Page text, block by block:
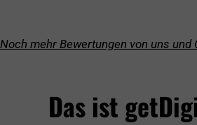
Noch mehr Bewertungen von uns und
Das ist